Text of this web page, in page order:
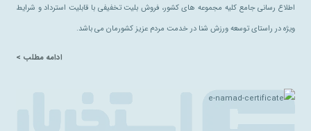
اطلاع رسانی جامع کلیه مجموعه های کشور، فروش بلیت تخفیفی با قابلیت استرداد و شرایط
ویژه در راستای توسعه ورزش شنا در خدمت مردم عزیز کشورمان می باشد.
ادامه مطلب >